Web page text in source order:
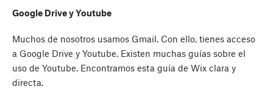
Google Drive y Youtube
Muchos de nosotros usamos Gmail. Con ello, tienes acceso
a Google Drive y Youtube. Existen muchas guías sobre el
uso de Youtube. Encontramos esta guía de Wix clara y
directa.